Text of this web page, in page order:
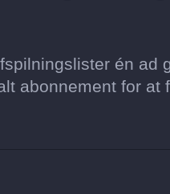
én ad
abonnement for at